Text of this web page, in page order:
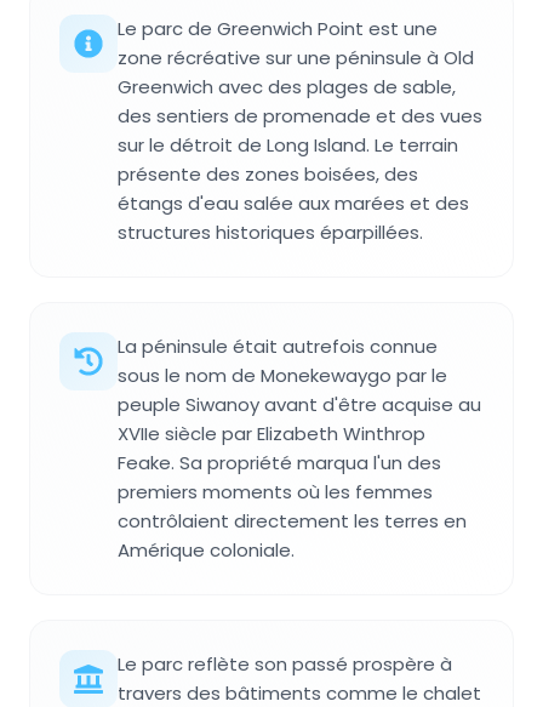
Le parc de Greenwich Point est une
zone récréative sur une péninsule à Old
Greenwich avec des plages de sable,
des sentiers de promenade et des vues
sur le détroit de Long Island. Le terrain
présente des zones boisées, des
étangs d'eau salée aux marées et des
structures historiques éparpillées.
La péninsule était autrefois connue
sous le nom de Monekewaygo par le
peuple Siwanoy avant d'être acquise au
XVIIe siècle par Elizabeth Winthrop
Feake. Sa propriété marqua l'un des
premiers moments où les femmes
contrôlaient directement les terres en
Amérique coloniale.
Le parc reflète son passé prospère à
travers des bâtiments comme le chalet